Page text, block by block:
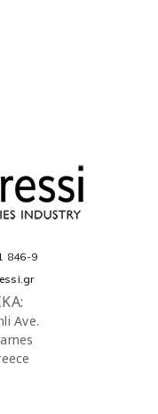
846-9
Ave.